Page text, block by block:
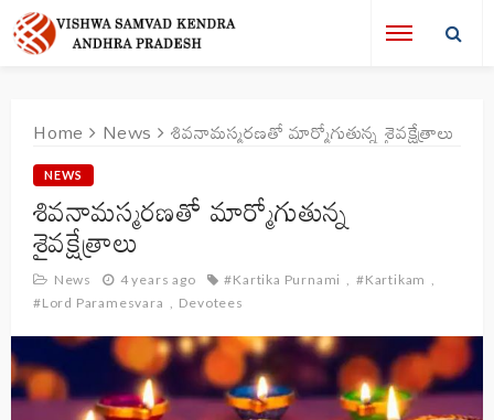
Home News శివనామస్మరణతో మార్మోగుతున్న శైవక్షేత్రాలు
NEWS
శివనామస్మరణతో మార్మోగుతున్న
శైవక్షేత్రాలు
News 4 years ago #Kartika Purnami
#Kartikam
#Lord Paramesvara
Devotees